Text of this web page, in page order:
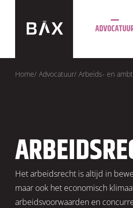
Home/ Advocatuur/ Arbeids- en
Het arbeidsrecht is altijd in
maar ook het economisch
arbeidsvoorwaarden en